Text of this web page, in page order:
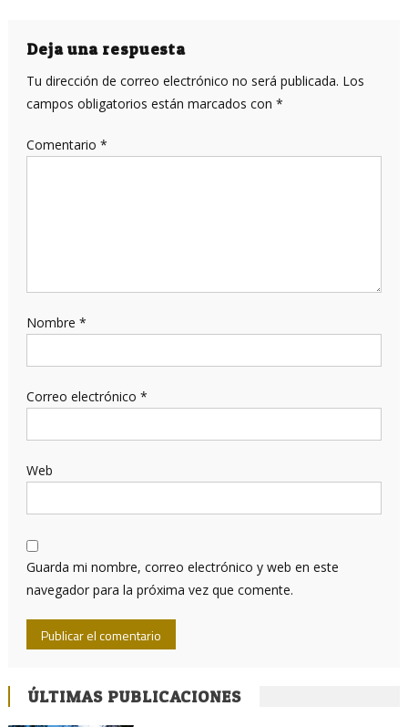
entradas
Deja una respuesta
Tu dirección de correo electrónico no será publicada. Los
campos obligatorios están marcados con *
Comentario *
Nombre *
Correo electrónico *
Web
Guarda mi nombre, correo electrónico y web en este
navegador para la próxima vez que comente.
ÚLTIMAS PUBLICACIONES